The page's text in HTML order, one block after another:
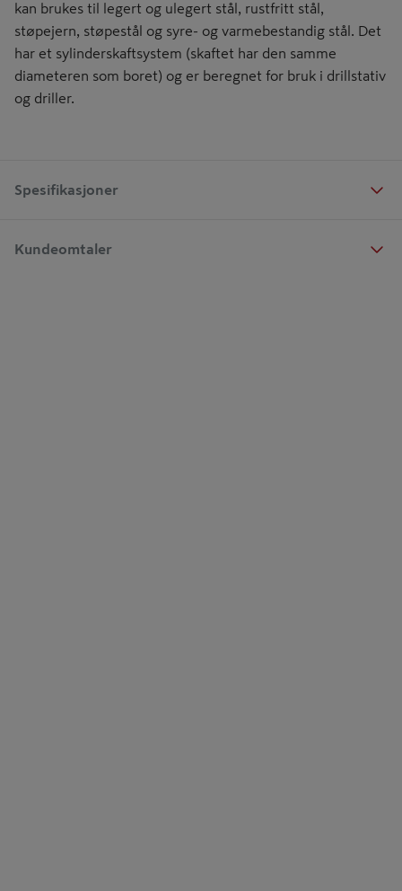
kan brukes til legert og ulegert stål, rustfritt stål,
støpejern, støpestål og syre- og varmebestandig stål. Det
har et sylinderskaftsystem (skaftet har den samme
diameteren som boret) og er beregnet for bruk i drillstativ
og driller.
Spesifikasjoner
Kundeomtaler